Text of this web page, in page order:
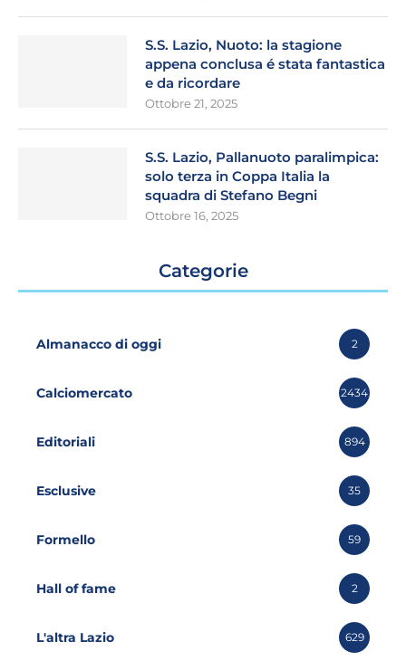
S.S. Lazio, Nuoto: la stagione
appena conclusa é stata fantastica
e da ricordare
Ottobre 21, 2025
S.S. Lazio, Pallanuoto paralimpica:
solo terza in Coppa Italia la
squadra di Stefano Begni
Ottobre 16, 2025
Categorie
Almanacco di oggi 2
Calciomercato 2434
Editoriali 894
Esclusive 35
Formello 59
Hall of fame 2
L'altra Lazio 629